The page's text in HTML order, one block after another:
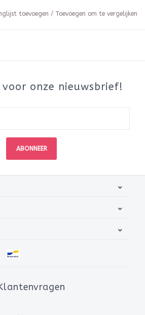
toevoegen / Toevoegen om te vergelijken
onze nieuwsbrief!
ABONNEER